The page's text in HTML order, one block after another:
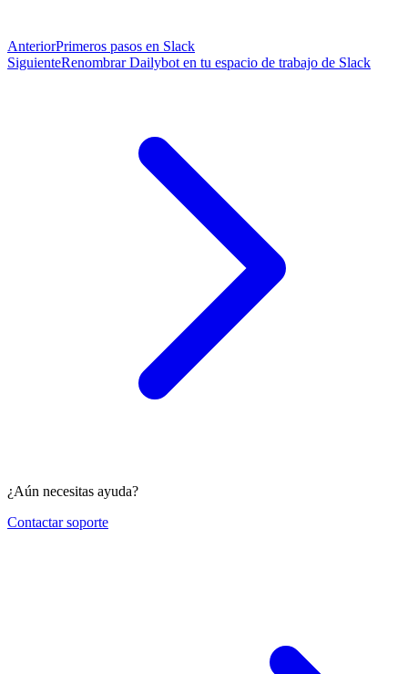
AnteriorPrimeros pasos en Slack
SiguienteRenombrar Dailybot en tu espacio de trabajo de Slack
¿Aún necesitas ayuda?
Contactar soporte